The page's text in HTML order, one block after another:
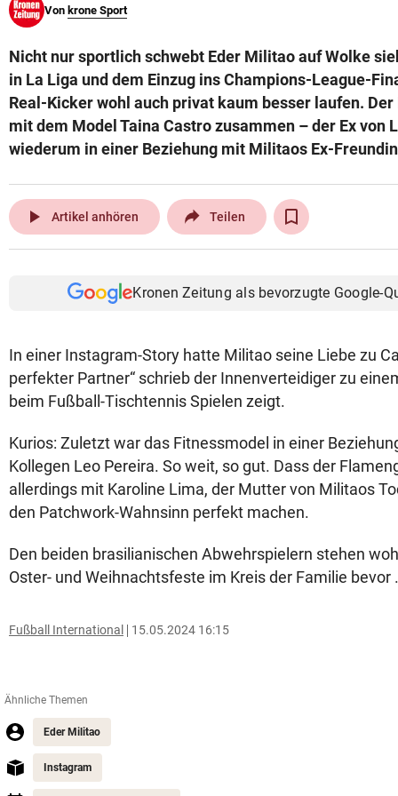
© Krone Multimedia GmbH & Co KG 2026
Von krone Sport
Nicht nur sportlich schwebt Eder Militao auf Wolke
in La Liga und dem Einzug ins Champions-League-
Real-Kicker wohl auch privat kaum besser laufen.
mit dem Model Taina Castro zusammen – der Ex von
wiederum in einer Beziehung mit Militaos Ex-
play_arrow Artikel anhören Teilen
Kronen Zeitung als bevorzugte Google-
In einer Instagram-Story hatte Militao seine Liebe zu
perfekter Partner“ schrieb der Innenverteidiger zu
beim Fußball-Tischtennis Spielen zeigt.
Kurios: Zuletzt war das Fitnessmodel in einer
Kollegen Leo Pereira. So weit, so gut. Dass der
allerdings mit Karoline Lima, der Mutter von Militaos
den Patchwork-Wahnsinn perfekt machen.
Den beiden brasilianischen Abwehrspielern stehen
Oster- und Weihnachtsfeste im Kreis der Familie bevor
Fußball International 15.05.2024 16:15
Ähnliche Themen
Eder Militao
Instagram